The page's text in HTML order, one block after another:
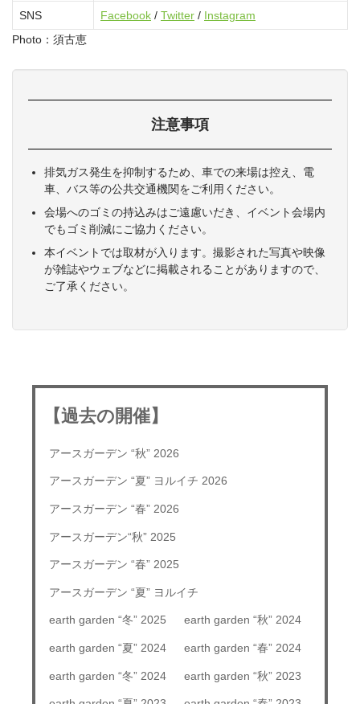
SNS Facebook / Twitter / Instagram
Photo：須古恵
注意事項
排気ガス発生を抑制するため、車での来場は控え、電
車、バス等の公共交通機関をご利用ください。
会場へのゴミの持込みはご遠慮いだき、イベント会場内
でもゴミ削減にご協力ください。
本イベントでは取材が入ります。撮影された写真や映像
が雑誌やウェブなどに掲載されることがありますので、
ご了承ください。
【過去の開催】
アースガーデン “秋” 2026
アースガーデン “夏” ヨルイチ 2026
アースガーデン “春” 2026
アースガーデン“秋” 2025
アースガーデン “春” 2025
アースガーデン “夏” ヨルイチ
earth garden “冬” 2025 earth garden “秋” 2024
earth garden “夏” 2024 earth garden “春” 2024
earth garden “冬” 2024 earth garden “秋” 2023